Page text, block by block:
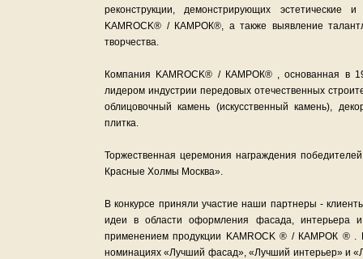
реконструкции, демонстрирующих эстетические
KAMROCK® / КАМРОК®, а также выявление
творчества.
Компания KAMROCK® / КАМРОК® , основанная в
лидером индустрии передовых отечественных
облицовочный камень (искусственный камень),
плитка.
Торжественная церемония награждения
Красные Холмы Москва».
В конкурсе приняли участие наши партнеры -
идеи в области оформления фасада,
применением продукции KAMROCK ® / КАМРОК ® .
номинациях «Лучший фасад», «Лучший интерьер» и